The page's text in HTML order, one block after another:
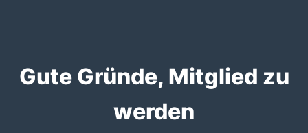
Gute Gründe, Mitglied zu
werden